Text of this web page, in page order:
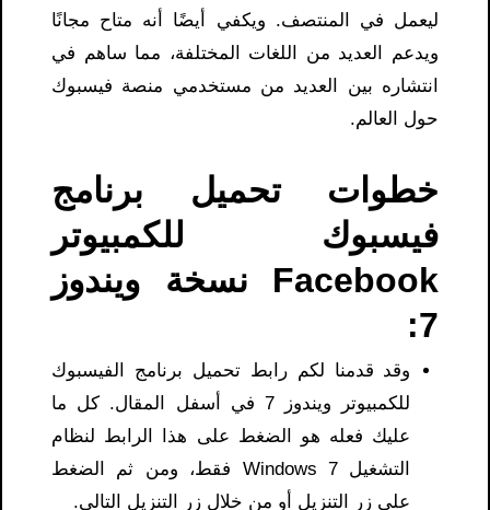
ليعمل في المنتصف. ويكفي أيضًا أنه متاح مجانًا
ويدعم العديد من اللغات المختلفة، مما ساهم في
انتشاره بين العديد من مستخدمي منصة فيسبوك
حول العالم.
خطوات تحميل برنامج
فيسبوك للكمبيوتر
Facebook نسخة ويندوز
7:
وقد قدمنا ​​لكم رابط تحميل برنامج الفيسبوك
للكمبيوتر ويندوز 7 في أسفل المقال. كل ما
عليك فعله هو الضغط على هذا الرابط لنظام
التشغيل Windows 7 فقط، ومن ثم الضغط
على زر التنزيل أو من خلال زر التنزيل التالي.